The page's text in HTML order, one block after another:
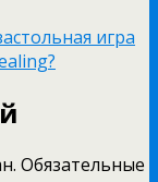
игра
Обязательные